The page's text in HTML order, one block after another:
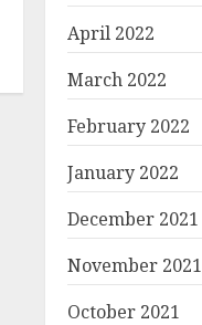
April 2022
March 2022
February 2022
January 2022
December 2021
November 2021
October 2021